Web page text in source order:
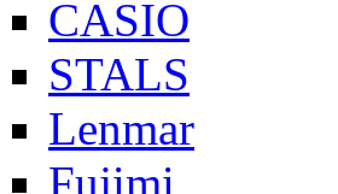
CASIO
STALS
Lenmar
Fujimi